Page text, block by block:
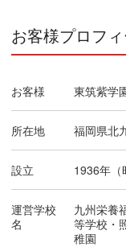
お客様プロフ
お客様 東筑紫学
所在地 福岡県北
設立 1936年（
運営学校
名
九州栄養
等学校・
稚園